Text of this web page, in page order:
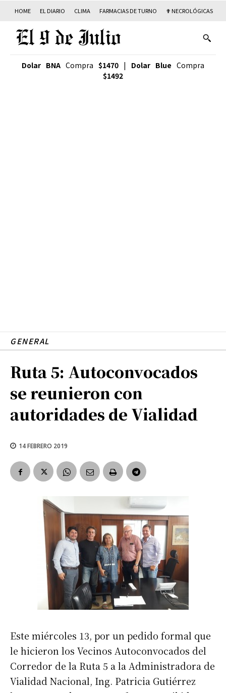
HOME EL DIARIO CLIMA FARMACIAS DE TURNO ✟ NECROLÓGICAS
Dolar BNA Compra $1470 | Dolar Blue Compra
$1492
GENERAL
Ruta 5: Autoconvocados
se reunieron con
autoridades de Vialidad
14 FEBRERO 2019
Este miércoles 13, por un pedido formal que
le hicieron los Vecinos Autoconvocados del
Corredor de la Ruta 5 a la Administradora de
Vialidad Nacional, Ing. Patricia Gutiérrez